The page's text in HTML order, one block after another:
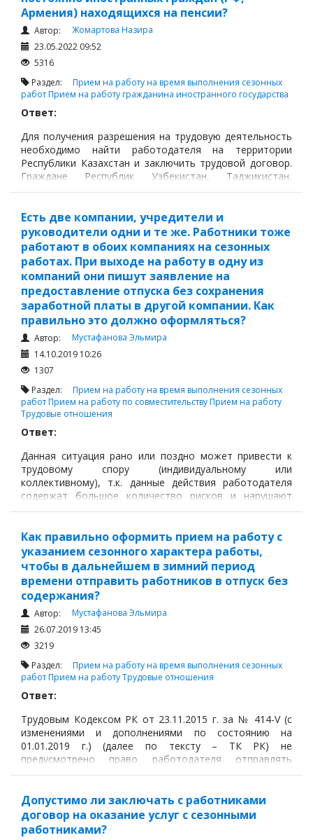
Армения) находящихся на пенсии?
Автор:
Жомартова Назира
23.05.2022 09:52
5316
Раздел: Прием на работу на время выполнения сезонных
работПрием на работу гражданина иностранного государства
Ответ:
Для получения разрешения на трудовую деятельность
необходимо найти работодателя на территории
Республики Казахстан и заключить трудовой договор.
Граждане Республик Узбекистан, Таджикистан,
Азербайджан, Молдова, Грузия и Украина имеют право
лиц без получения выгоды.
Есть две компании, учредители и
руководители одни и те же. Работники тоже
работают в обоих компаниях на сезонных
работах. При выходе на работу в одну из
компаний они пишут заявление на
предоставление отпуска без сохранения
заработной платы в другой компании. Как
правильно это должно оформляться?
Автор:
Мустафанова Эльмира
14.10.2019 10:26
1307
Раздел: Прием на работу на время выполнения сезонных
работПрием на работу по совместительствуПрием на работу
Трудовые отношения
Ответ:
Данная ситуация рано или поздно может привести к
трудовому спору (индивидуальному или
коллективному), т.к. данные действия работодателя
содержат большое количество рисков и нарушают
трудовое законодательство. Рассмотрим подробнее.
Как правильно оформить прием на работу с
указанием сезонного характера работы,
чтобы в дальнейшем в зимний период
времени отправить работников в отпуск без
содержания?
Автор:
Мустафанова Эльмира
26.07.2019 13:45
3219
Раздел: Прием на работу на время выполнения сезонных
работПрием на работуТрудовые отношения
Ответ:
Трудовым Кодексом РК от 23.11.2015 г. за № 414-V (с
изменениями и дополнениями по состоянию на
01.01.2019 г.) (далее по тексту – ТК РК) не
предусмотрено право работодателя отправлять
работников в отпуск без сохранения заработной
Допустимо ли заключать с работниками
договор на оказание услуг с сезонными
работниками?